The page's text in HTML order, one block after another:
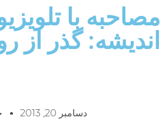
مصاحبه با
اندیشه: گذر از
دسامبر 20, 2013